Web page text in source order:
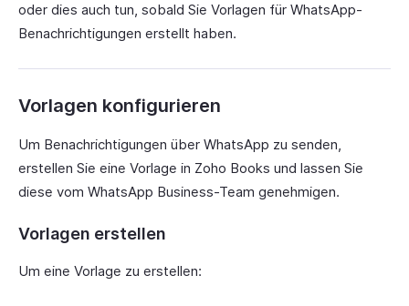
oder dies auch tun, sobald Sie Vorlagen für WhatsApp-
Benachrichtigungen erstellt haben.
Vorlagen konfigurieren
Um Benachrichtigungen über WhatsApp zu senden,
erstellen Sie eine Vorlage in Zoho Books und lassen Sie
diese vom WhatsApp Business-Team genehmigen.
Vorlagen erstellen
Um eine Vorlage zu erstellen: